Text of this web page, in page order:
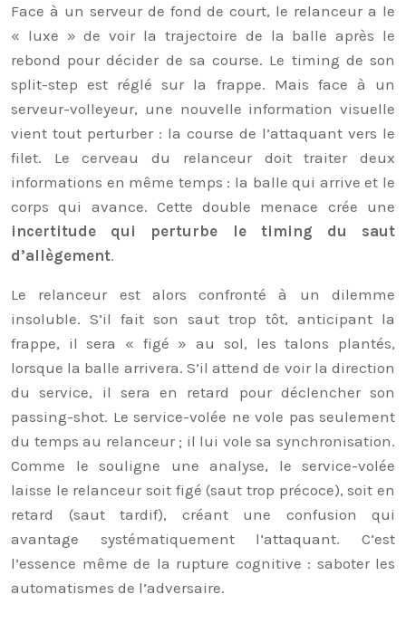
Face à un serveur de fond de court, le relanceur a le
« luxe » de voir la trajectoire de la balle après le
rebond pour décider de sa course. Le timing de son
split-step est réglé sur la frappe. Mais face à un
serveur-volleyeur, une nouvelle information visuelle
vient tout perturber : la course de l’attaquant vers le
filet. Le cerveau du relanceur doit traiter deux
informations en même temps : la balle qui arrive et le
corps qui avance. Cette double menace crée une
incertitude qui perturbe le timing du saut
d’allègement.
Le relanceur est alors confronté à un dilemme
insoluble. S’il fait son saut trop tôt, anticipant la
frappe, il sera « figé » au sol, les talons plantés,
lorsque la balle arrivera. S’il attend de voir la direction
du service, il sera en retard pour déclencher son
passing-shot. Le service-volée ne vole pas seulement
du temps au relanceur ; il lui vole sa synchronisation.
Comme le souligne une analyse, le service-volée
laisse le relanceur soit figé (saut trop précoce), soit en
retard (saut tardif), créant une confusion qui
avantage systématiquement l’attaquant. C’est
l’essence même de la rupture cognitive : saboter les
automatismes de l’adversaire.